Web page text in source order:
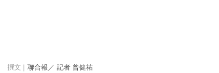
聯合報／ 記者 曾健祐